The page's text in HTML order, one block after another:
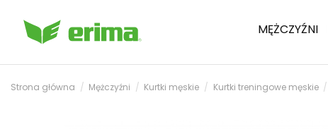
MĘŻCZYŹNI
Strona główna Mężczyźni Kurtki męskie Kurtki treningowe męskie